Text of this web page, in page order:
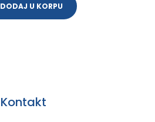
DODAJ U KORPU
Kontakt